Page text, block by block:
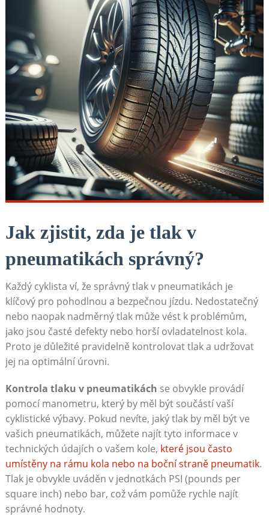
Jak zjistit, zda je tlak v
pneumatikách správný?
Každý cyklista ví, že správný tlak v pneumatikách je
klíčový pro pohodlnou a bezpečnou jízdu. Nedostatečný
nebo naopak nadměrný tlak může vést k problémům,
jako jsou časté defekty nebo horší ovladatelnost kola.
Proto je důležité pravidelně kontrolovat tlak a udržovat
jej na optimální úrovni.
Kontrola tlaku v pneumatikách se obvykle provádí
pomocí manometru, který by měl být součástí vaší
cyklistické výbavy. Pokud nevíte, jaký tlak by měl být ve
vašich pneumatikách, můžete najít tyto informace v
technických údajích o vašem kole, které jsou často
umístěny na rámu kola nebo na boční straně pneumatik.
Tlak je obvykle uváděn v jednotkách PSI (pounds per
square inch) nebo bar, což vám pomůže rychle najít
správné hodnoty.